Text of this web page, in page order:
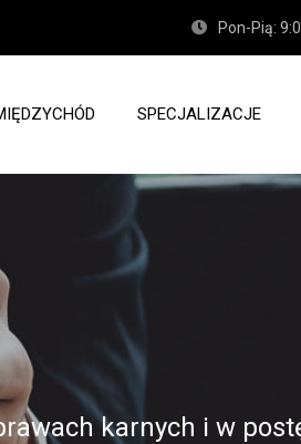
Pon-Pią:
SPECJALIZACJE
karnych i w